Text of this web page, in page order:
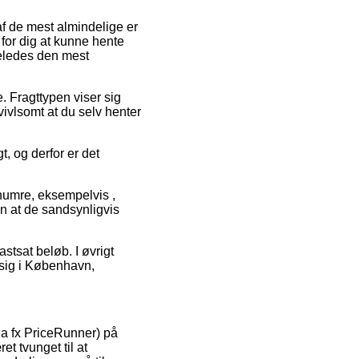
de mest almindelige er
dig at kunne hente
den mest
Fragttypen viser sig
at du selv henter
og derfor er det
eksempelvis ,
at de sandsynligvis
beløb. I øvrigt
i København,
fx PriceRunner) på
tvunget til at